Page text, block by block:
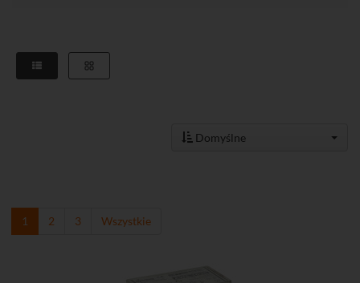
Domyślne
1 2 3 Wszystkie